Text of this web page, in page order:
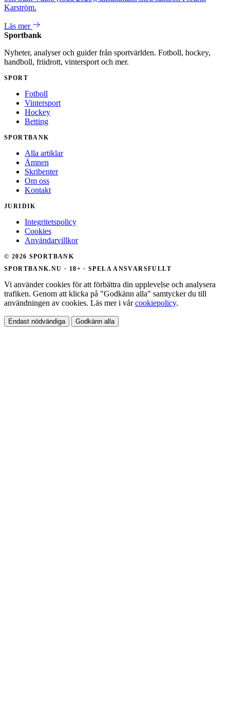
Karström.
Läs mer
Sportbank
Nyheter, analyser och guider från sportvärlden. Fotboll, hockey,
handboll, friidrott, vintersport och mer.
SPORT
Fotboll
Vintersport
Hockey
Betting
SPORTBANK
Alla artiklar
Ämnen
Skribenter
Om oss
Kontakt
JURIDIK
Integritetspolicy
Cookies
Användarvillkor
© 2026 SPORTBANK
SPORTBANK.NU · 18+ · SPELA ANSVARSFULLT
Vi använder cookies för att förbättra din upplevelse och analysera
trafiken. Genom att klicka på "Godkänn alla" samtycker du till
användningen av cookies. Läs mer i vårcookiepolicy.
Endast nödvändiga Godkänn alla